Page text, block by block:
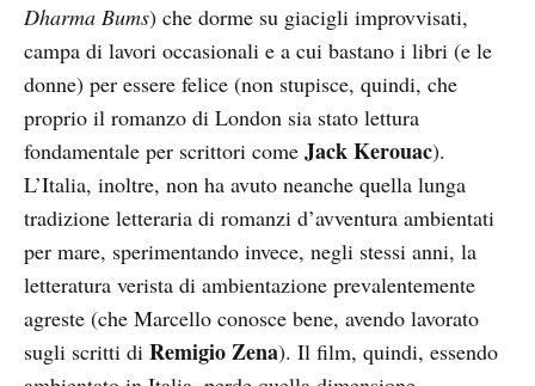
Dharma Bums) che dorme su giacigli improvvisati,
campa di lavori occasionali e a cui bastano i libri (e le
donne) per essere felice (non stupisce, quindi, che
proprio il romanzo di London sia stato lettura
fondamentale per scrittori come Jack Kerouac).
L’Italia, inoltre, non ha avuto neanche quella lunga
tradizione letteraria di romanzi d’avventura ambientati
per mare, sperimentando invece, negli stessi anni, la
letteratura verista di ambientazione prevalentemente
agreste (che Marcello conosce bene, avendo lavorato
sugli scritti di Remigio Zena). Il film, quindi, essendo